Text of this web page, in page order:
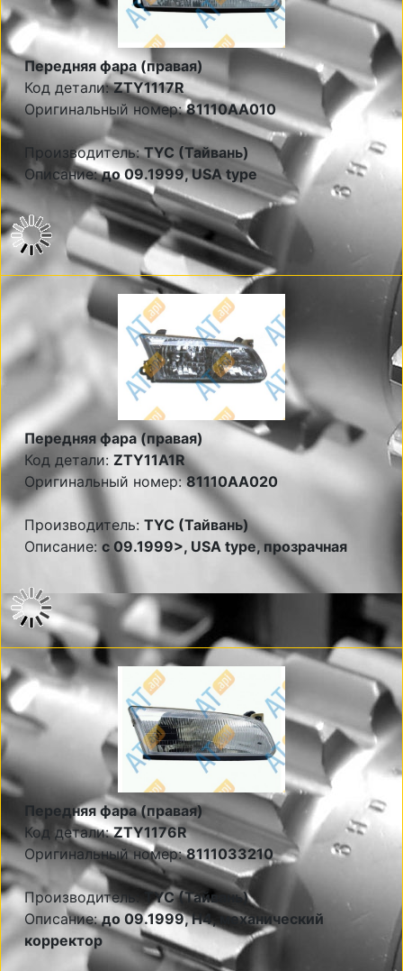
Передняя фара (правая)
Код детали:ZTY1117R
Оригинальный номер:81110AA010
Производитель:TYC (Тайвань)
Описание:до 09.1999, USA type
Передняя фара (правая)
Код детали: ZTY11A1R
Оригинальный номер:81110AA020
Производитель: TYC (Тайвань)
Описание: c 09.1999>, USA type, прозрачная
Передняя фара (правая)
Код детали:ZTY1176R
Оригинальный номер:8111033210
Производитель:TYC (Тайвань)
Описание:до 09.1999, Н4, механический
корректор